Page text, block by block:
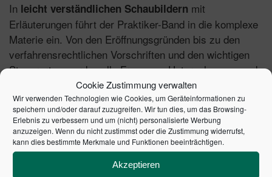
Cookie Zustimmung verwalten
Wir verwenden Technologien wie Cookies, um Geräteinformationen zu
speichern und/oder darauf zuzugreifen. Wir tun dies, um das Browsing-
Erlebnis zu verbessern und um (nicht) personalisierte Werbung
anzuzeigen. Wenn du nicht zustimmst oder die Zustimmung widerrufst,
kann dies bestimmte Merkmale und Funktionen beeinträchtigen.
Akzeptieren
In leicht verständlichen Schaubildern mit
Erläuterungen führt der Praktiker-Band in die komplexe
Materie ein. Von den Eröffnungsgründen bis zu den
verfahrensrechtlichen Vorschriften und den wichtigen
Steuerarten werden alle Fragen zu Unternehmens- und
Privatinsolvenzen geklärt.
In der Neuauflagemit allen wichtigen Änderungen,
zuletzt durch das Gesetz zur Verkürzung der
Restschuldbefreiung und zur Stärkung der
Gläubigerrechte.